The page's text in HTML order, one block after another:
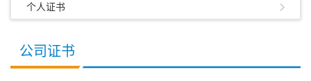
个人证书
公司证书